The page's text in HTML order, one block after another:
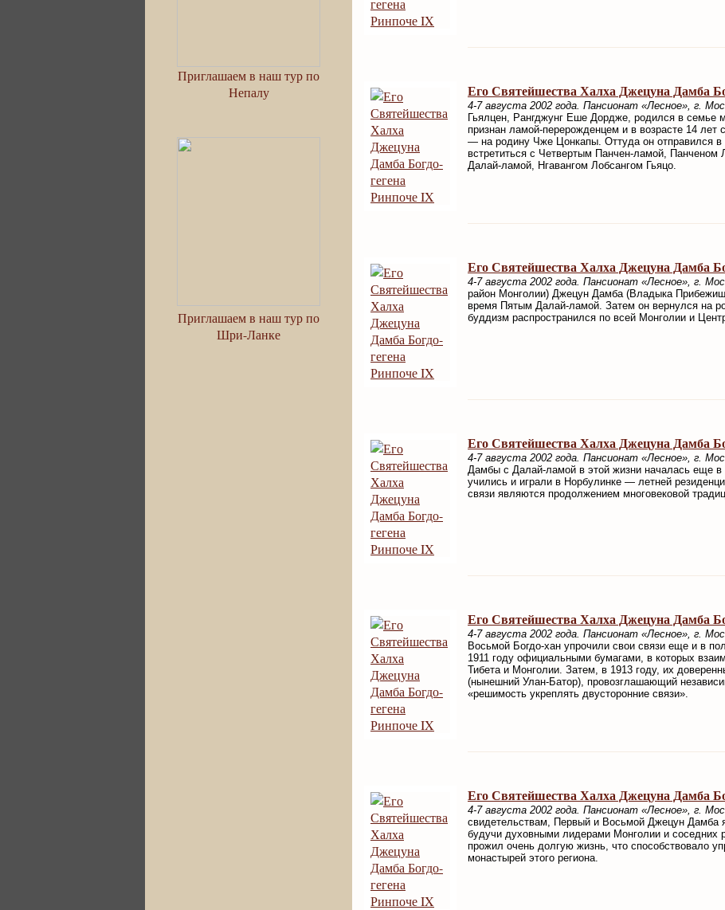
Приглашаем в наш тур по
Непалу
Приглашаем в наш тур по
Шри-Ланке
Его Святейшества Халха Джецуна Дамба
4-7 августа 2002 года. Пансионат «Лесное», г.
Гьялцен, Рангджунг Еше Дордже, родился в семье
признан ламой-перерожденцем и в возрасте 14
— на родину Чже Цонкапы. Оттуда он отправился в
встретиться с Четвертым Панчен-ламой, Панченом
Далай-ламой, Нгавангом Лобсангом Гьяцо.
Его Святейшества Халха Джецуна Дамба
4-7 августа 2002 года. Пансионат «Лесное», г.
район Монголии) Джецун Дамба (Владыка
время Пятым Далай-ламой. Затем он вернулся на
буддизм распространился по всей Монголии и
Его Святейшества Халха Джецуна Дамба
4-7 августа 2002 года. Пансионат «Лесное», г.
Дамбы с Далай-ламой в этой жизни началась еще в
учились и играли в Норбулинке — летней
связи являются продолжением многовековой
Его Святейшества Халха Джецуна Дамба
4-7 августа 2002 года. Пансионат «Лесное», г.
Восьмой Богдо-хан упрочили свои связи еще и в
1911 году официальными бумагами, в которых
Тибета и Монголии. Затем, в 1913 году, их
(нынешний Улан-Батор), провозглашающий
«решимость укреплять двусторонние связи».
Его Святейшества Халха Джецуна Дамба
4-7 августа 2002 года. Пансионат «Лесное», г.
свидетельствам, Первый и Восьмой Джецун Дамба
будучи духовными лидерами Монголии и соседних
прожил очень долгую жизнь, что способствовало
монастырей этого региона.